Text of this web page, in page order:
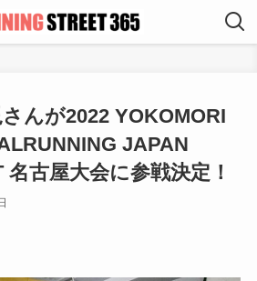
んが2022 YOKOMORI
JAPAN
名古屋大会に参戦決定！